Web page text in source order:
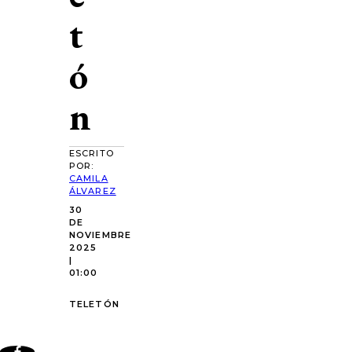
t
ó
n
ESCRITO
POR:
CAMILA
ÁLVAREZ
30
DE
NOVIEMBRE
2025
|
01:00
TELETÓN